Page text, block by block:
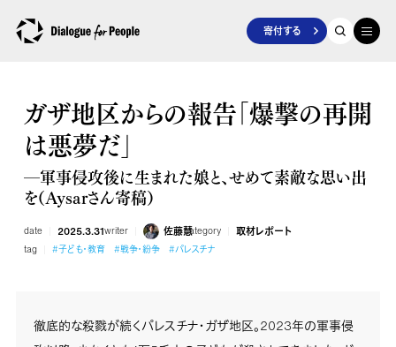
寄付する
ガザ地区からの報告「爆撃の再開
は悪夢だ」
―軍事侵攻後に生まれた娘と、せめて素敵な思い出
を（Aysarさん寄稿）
date 2025.3.31writer 佐藤慧category 取材レポート
tag #子ども・教育 #戦争・紛争 #パレスチナ
徹底的な殺戮が続くパレスチナ・ガザ地区。2023年の軍事侵